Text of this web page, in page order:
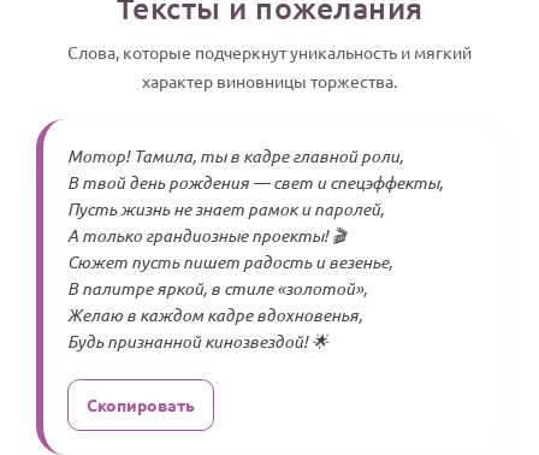
Слова, которые подчеркнут уникальность и мягкий
характер виновницы торжества.
Мотор! Тамила, ты в кадре главной роли,
В твой день рождения — свет и спецэффекты,
Пусть жизнь не знает рамок и паролей,
А только грандиозные проекты! 🎬
Сюжет пусть пишет радость и везенье,
В палитре яркой, в стиле «золотой»,
Желаю в каждом кадре вдохновенья,
Будь признанной кинозвездой! 🌟
Скопировать